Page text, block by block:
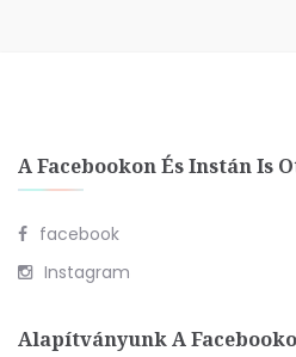
A Facebookon És Instán Is
facebook
Instagram
Alapítványunk A